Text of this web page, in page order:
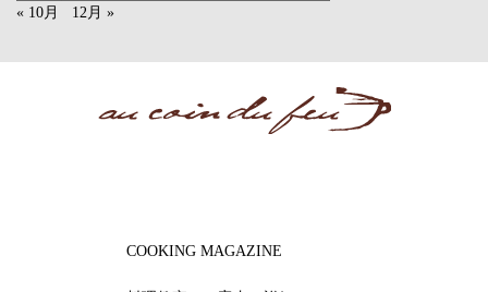
« 10月
12月 »
COOKING MAGAZINE